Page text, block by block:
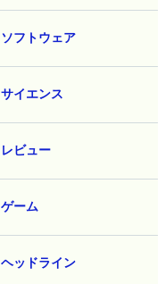
ソフトウェア
サイエンス
レビュー
ゲーム
ヘッドライン